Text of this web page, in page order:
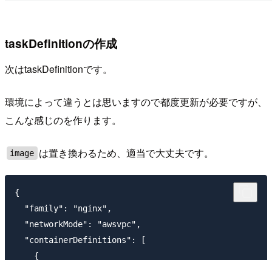
taskDefinitionの作成
次はtaskDefinitionです。
環境によって違うとは思いますので都度更新が必要ですが、
こんな感じのを作ります。
image は置き換わるため、適当で大丈夫です。
{
  "family": "nginx",
  "networkMode": "awsvpc",
  "containerDefinitions": [
    {